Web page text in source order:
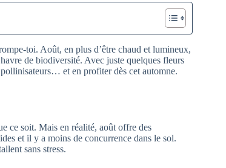
toi. Août, en plus d’être chaud et lumineux,
de biodiversité. Avec juste quelques fleurs
et en profiter dès cet automne.
ce soit. Mais en réalité, août offre des
et il y a moins de concurrence dans le sol.
sans stress.